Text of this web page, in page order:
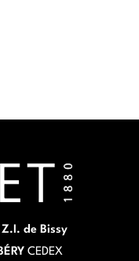
de Bissy
CEDEX